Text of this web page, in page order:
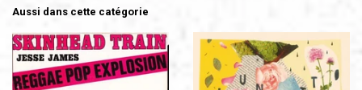
Aussi dans cette catégorie